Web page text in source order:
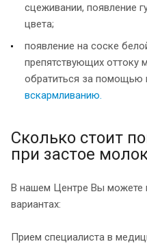
сцеживании, появление
цвета;
появление на соске
препятствующих оттоку
обратиться за помощью
вскармливанию.
Сколько стоит
при застое
В нашем Центре Вы можете
вариантах:
Прием специалиста в